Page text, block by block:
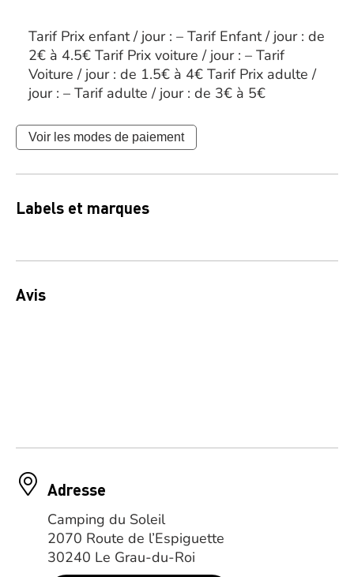
Tarif Prix enfant / jour : – Tarif Enfant / jour : de
2€ à 4.5€ Tarif Prix voiture / jour : – Tarif
Voiture / jour : de 1.5€ à 4€ Tarif Prix adulte /
jour : – Tarif adulte / jour : de 3€ à 5€
Voir les modes de paiement
Labels et marques
Avis
Adresse
Camping du Soleil
2070 Route de l’Espiguette
30240 Le Grau-du-Roi